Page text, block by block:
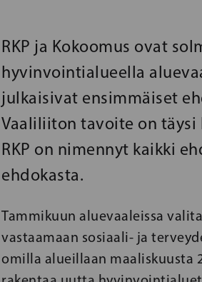
RKP ja Kokoomus ovat
hyvinvointialueella
julkaisivat ensimmäiset
Vaaliliiton tavoite on täysi
RKP on nimennyt kaikki
ehdokasta.
Tammikuun aluevaaleissa
vastaamaan sosiaali- ja
omilla alueillaan maaliskuusta